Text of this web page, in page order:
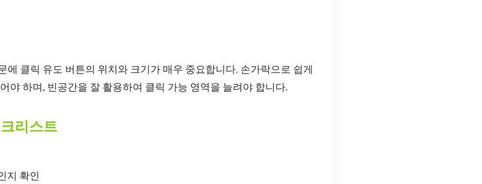
에 클릭 유도 버튼의 위치와 크기가 매우 중요합니다. 손가락으로 쉽게
야 하며, 빈공간을 잘 활용하여 클릭 가능 영역을 늘려야 합니다.
리스트
지 확인